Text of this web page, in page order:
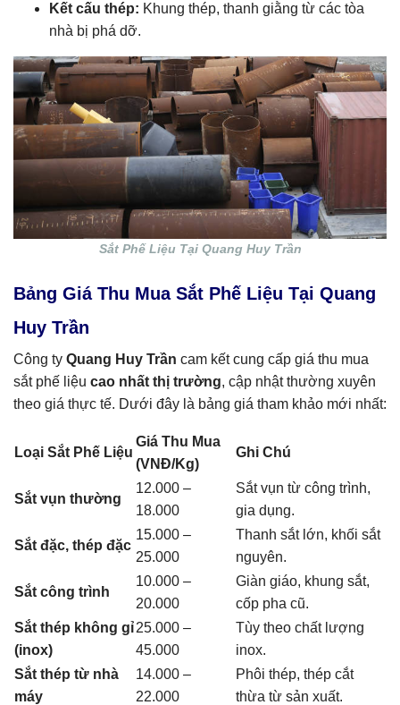
Kết cấu thép: Khung thép, thanh giằng từ các tòa
nhà bị phá dỡ.
Sắt Phế Liệu Tại Quang Huy Trần
Bảng Giá Thu Mua Sắt Phế Liệu Tại Quang
Huy Trần
Công ty Quang Huy Trần cam kết cung cấp giá thu mua
sắt phế liệu cao nhất thị trường, cập nhật thường xuyên
theo giá thực tế. Dưới đây là bảng giá tham khảo mới nhất:
Loại Sắt Phế Liệu
Giá Thu Mua
(VNĐ/Kg)
Ghi Chú
Sắt vụn thường
12.000 –
18.000
Sắt vụn từ công trình,
gia dụng.
Sắt đặc, thép đặc
15.000 –
25.000
Thanh sắt lớn, khối sắt
nguyên.
Sắt công trình
10.000 –
20.000
Giàn giáo, khung sắt,
cốp pha cũ.
Sắt thép không gỉ
(inox)
25.000 –
45.000
Tùy theo chất lượng
inox.
Sắt thép từ nhà
máy
14.000 –
22.000
Phôi thép, thép cắt
thừa từ sản xuất.